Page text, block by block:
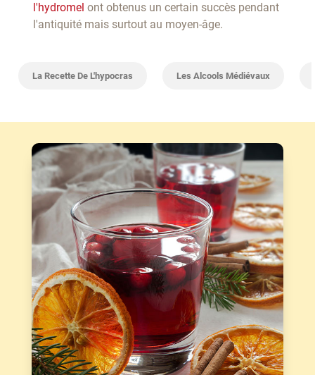
l'hydromel ont obtenus un certain succès pendant
l'antiquité mais surtout au moyen-âge.
La Recette De L'hypocras Les Alcools Médiévaux